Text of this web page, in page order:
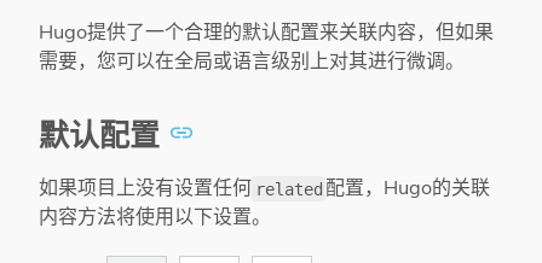
Hugo提供了一个合理的默认配置来关联内容，但如果
需要，您可以在全局或语言级别上对其进行微调。
默认配置
如果项目上没有设置任何 related 配置，Hugo的关联
内容方法将使用以下设置。